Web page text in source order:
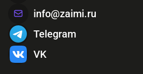
info@zaimi.ru
Telegram
VK